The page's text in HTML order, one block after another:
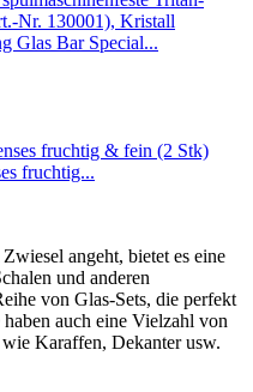
Glas Bar Special...
fruchtig...
angeht, bietet es eine
und anderen
von Glas-Sets, die perfekt
auch eine Vielzahl von
Karaffen, Dekanter usw.